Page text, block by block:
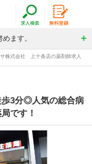
ます。
サ株式会社 上十条店の薬剤師求人
3分◎人気の総合病
です！